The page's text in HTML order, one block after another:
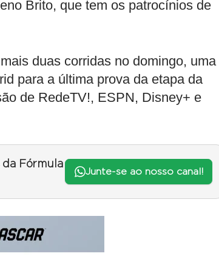
Brito, que tem os patrocínios de
duas corridas no domingo, uma
para a última prova da etapa da
de RedeTV!, ESPN, Disney+ e
da Fórmula
Junte-se ao nosso canal!